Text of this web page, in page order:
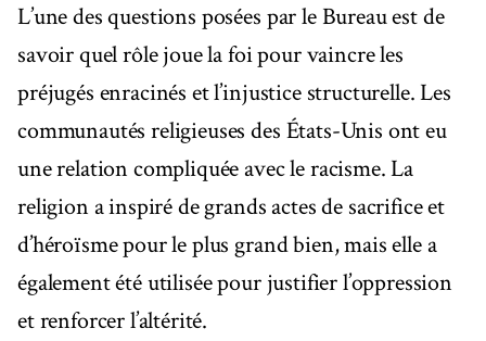
L’une des questions posées par le Bureau est de
savoir quel rôle joue la foi pour vaincre les
préjugés enracinés et l’injustice structurelle. Les
communautés religieuses des États-Unis ont eu
une relation compliquée avec le racisme. La
religion a inspiré de grands actes de sacrifice et
d’héroïsme pour le plus grand bien, mais elle a
également été utilisée pour justifier l’oppression
et renforcer l’altérité.